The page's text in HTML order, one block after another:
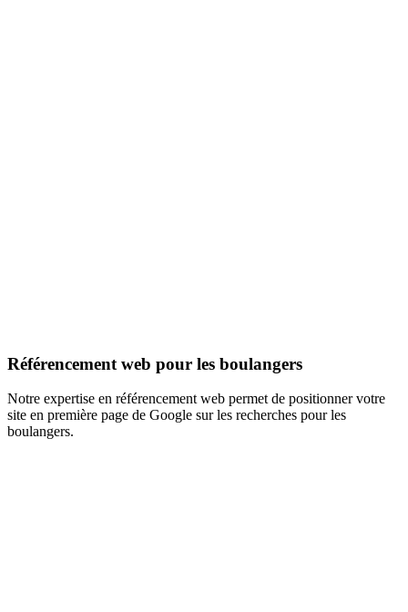
Référencement web pour les boulangers
Notre expertise en référencement web permet de positionner votre
site en première page de Google sur les recherches pour les
boulangers.